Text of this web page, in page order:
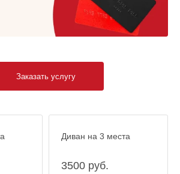
Заказать услугу
Диван на 3 места
3500 руб.